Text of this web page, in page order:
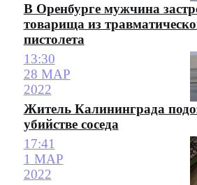
В Оренбурге мужчина
товарища из
пистолета
13:30
28 МАР
2022
Житель Калининграда
убийстве соседа
17:41
1 МАР
2022